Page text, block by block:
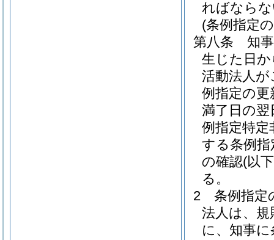
ればなら
(条例指定
第八条
知
生じた日
活動法人
例指定の
満了日の
例指定特
する条例
の確認(以
る。
2
条例指定
法人は、
に、知事